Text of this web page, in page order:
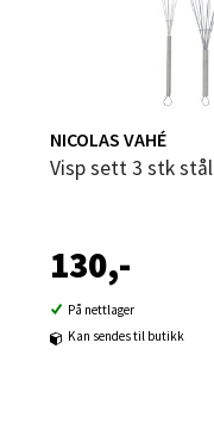
NICOLAS VAHÉ
Visp sett 3 stk stål
130,-
På nettlager
Kan sendes til butikk
Oppdal -
Aunasenteret,